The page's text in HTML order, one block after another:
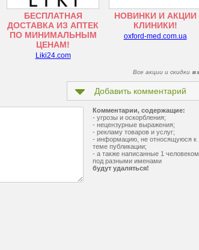
БЕСПЛАТНАЯ
ДОСТАВКА ИЗ АПТЕК
ПО МИНИМАЛЬНЫМ
ЦЕНАМ!
Liki24.com
НОВИНКИ И АКЦИИ
КЛИНИКИ!
oxford-med.com.ua
Все акции и скидки
Добавить комментарий
Комментарии, содержащие:
- угрозы и оскорбления;
- нецензурные выражения;
- рекламу товаров и услуг;
- информацию, не относящуюся к
теме публикации;
- а также написанные 1 человеком
под разными именами
будут удаляться!